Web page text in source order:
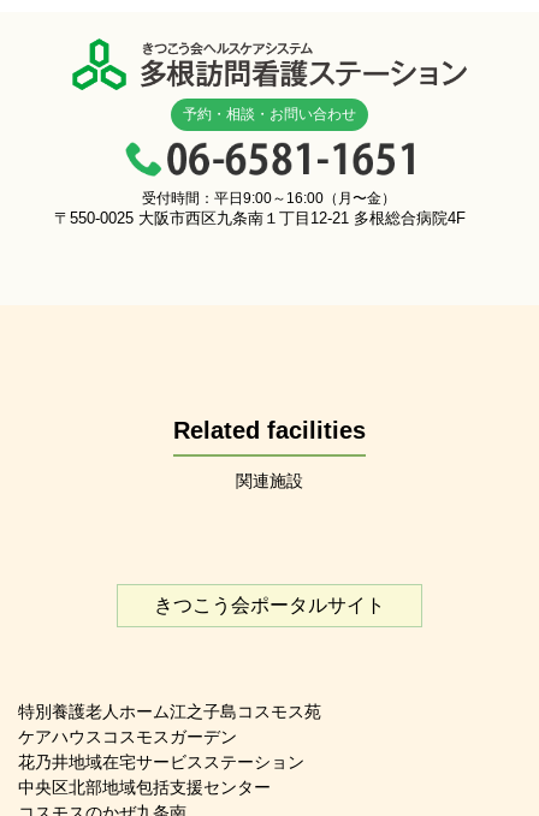
予約・相談・お問い合わせ
受付時間：平日9:00～16:00（月〜金）
〒550-0025 大阪市西区九条南１丁目12-21 多根総合病院4F
Related facilities
関連施設
きつこう会ポータルサイト
特別養護老人ホーム江之子島コスモス苑
ケアハウスコスモスガーデン
花乃井地域在宅サービスステーション
中央区北部地域包括支援センター